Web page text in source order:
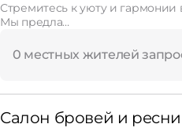
Стремитесь к уюту и
Мы предла…
0 местных жителей
Салон бровей и